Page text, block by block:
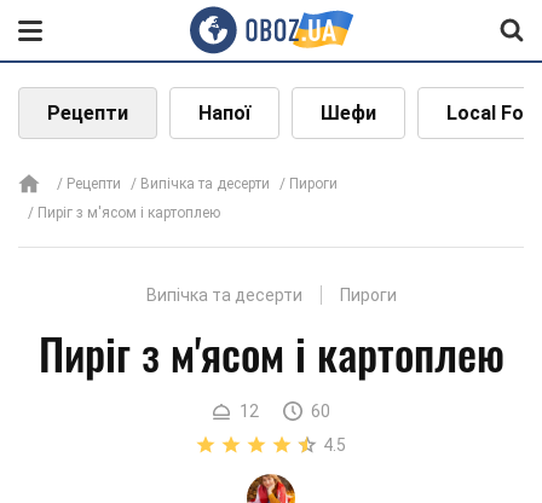
Рецепти Напої Шефи Local
Рецепти Випічка та десерти
Пироги
Пиріг з м'ясом і картоплею
Випічка та десерти Пироги
Пиріг з м'ясом і картоплею
12
60
4.5